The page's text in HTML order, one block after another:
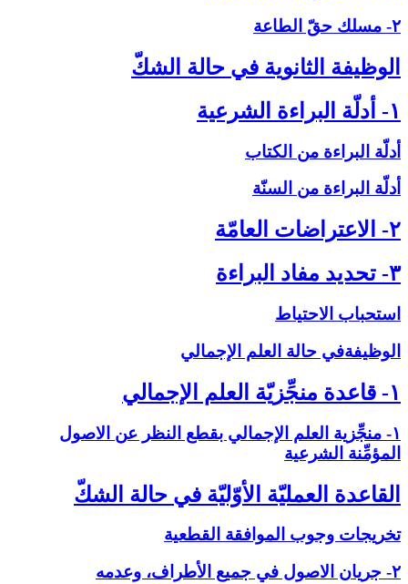
۲- مسلك حقّ الطاعة
الوظيفة الثانوية في حالة الشكّ‏
۱- أدلّة البراءة الشرعية
أدلّة البراءة من الكتاب
أدلّة البراءة من السنّة
۲- الاعتراضات العامّة
۳- تحديد مفاد البراءة
استحباب الاحتياط
الوظيفةفي حالة العلم الإجمالي‏
۱- قاعدة منجِّزيّة العلم الإجمالي‏
۱- منجِّزية العلم الإجمالي بقطع النظر عن الاصول
المؤمِّنة الشرعية
القاعدة العمليّة الأوّليّة في حالة الشكّ‏
تخريجات وجوب الموافقة القطعية
۲- جريان الاصول في جميع الأطراف، وعدمه